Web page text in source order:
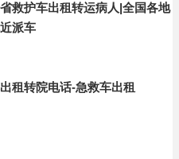
救护车出租转运病人|全国各地
派车
租转院电话-急救车出租